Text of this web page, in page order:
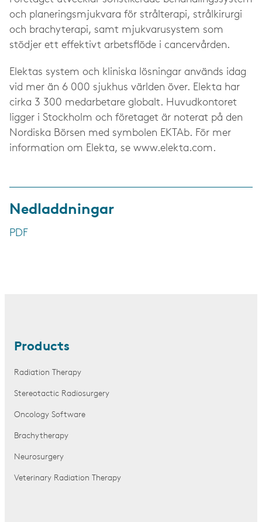
och planeringsmjukvara för strålterapi, strålkirurgi
och brachyterapi, samt mjukvarusystem som
stödjer ett effektivt arbetsflöde i cancervården.
Elektas system och kliniska lösningar används idag
vid mer än 6 000 sjukhus världen över. Elekta har
cirka 3 300 medarbetare globalt. Huvudkontoret
ligger i Stockholm och företaget är noterat på den
Nordiska Börsen med symbolen EKTAb. För mer
information om Elekta, se www.elekta.com.
Nedladdningar
PDF
Products
Radiation Therapy
Stereotactic Radiosurgery
Oncology Software
Brachytherapy
Neurosurgery
Veterinary Radiation Therapy